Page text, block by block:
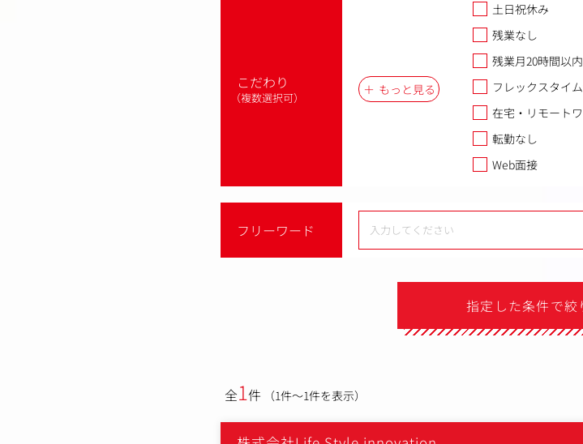
こだわり
（複数選択可）
もっと見る
土日祝休み
残業なし
残業月20時間以内
フレックスタイ
在宅・リモート
転勤なし
Web面接
フリーワード
指定した条件で絞
全1件 （1件～1件を表示）